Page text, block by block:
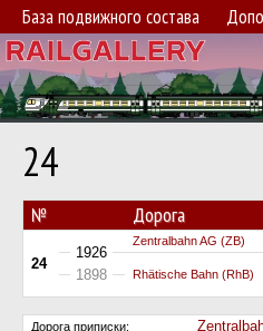
База подвижного состава
24
№ Дорога
24
1926
Zentralbahn AG (ZB)
1898 Rhätische Bahn (RhB)
Дорога приписки: